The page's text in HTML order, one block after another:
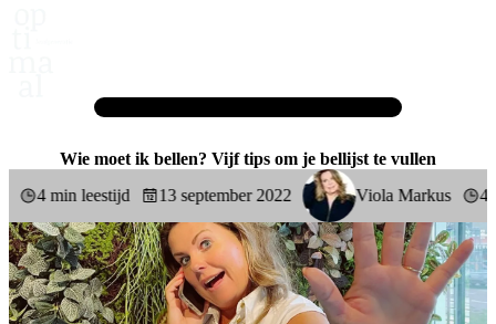
Wie moet ik bellen? Vijf tips om je bellijst te vullen
Wie moet ik bellen? Vijf tips om je bellijst te vullen
4 min leestijd
13 september 2022 Viola Markus 4 min